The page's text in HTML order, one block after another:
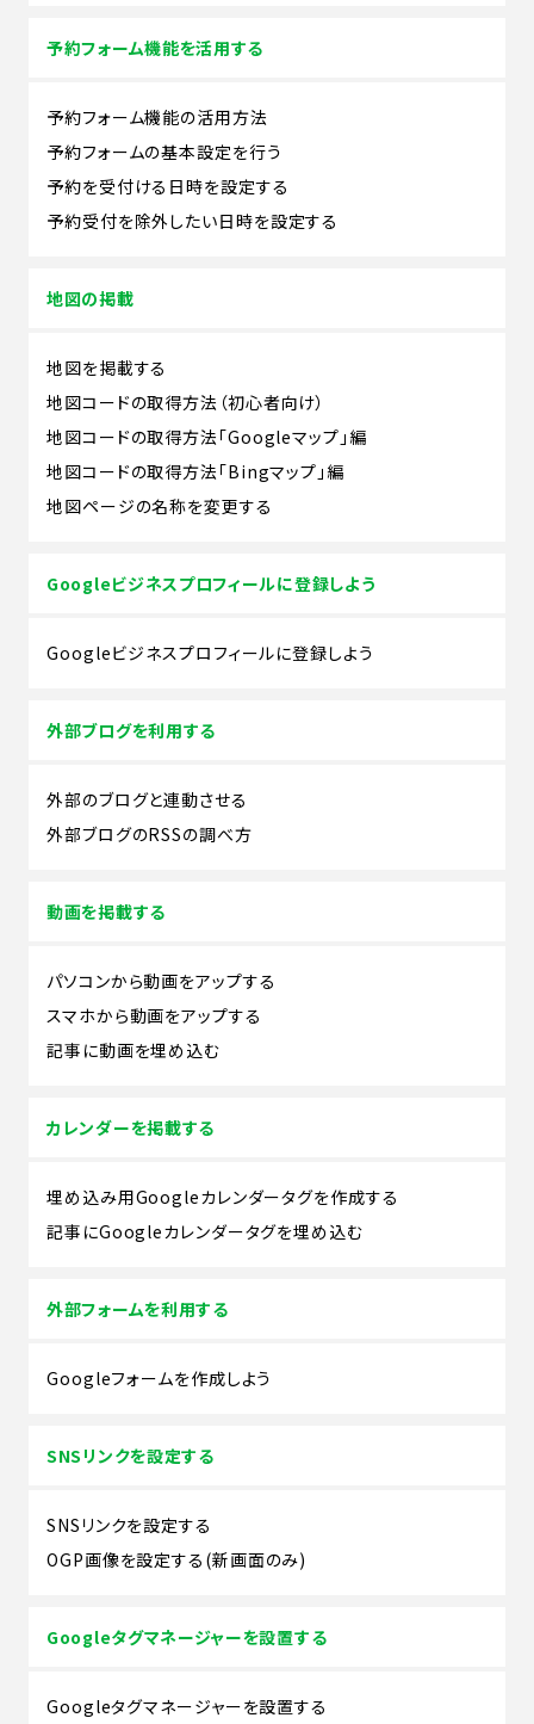
予約フォーム機能を活用する
予約フォーム機能の活用方法
予約フォームの基本設定を行う
予約を受付ける日時を設定する
予約受付を除外したい日時を設定する
地図の掲載
地図を掲載する
地図コードの取得方法（初心者向け）
地図コードの取得方法「Googleマップ」編
地図コードの取得方法「Bingマップ」編
地図ページの名称を変更する
Googleビジネスプロフィールに登録しよう
Googleビジネスプロフィールに登録しよう
外部ブログを利用する
外部のブログと連動させる
外部ブログのRSSの調べ方
動画を掲載する
パソコンから動画をアップする
スマホから動画をアップする
記事に動画を埋め込む
カレンダーを掲載する
埋め込み用Googleカレンダータグを作成する
記事にGoogleカレンダータグを埋め込む
外部フォームを利用する
Googleフォームを作成しよう
SNSリンクを設定する
SNSリンクを設定する
OGP画像を設定する(新画面のみ)
Googleタグマネージャーを設置する
Googleタグマネージャーを設置する